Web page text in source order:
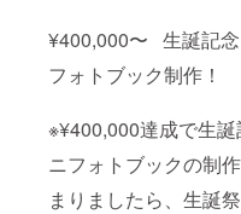
¥400,000〜 生誕記
フォトブック制作！
※¥400,000達成で生誕
ニフォトブックの制
まりましたら、生誕